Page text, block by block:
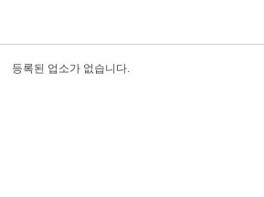
등록된 업소가 없습니다.